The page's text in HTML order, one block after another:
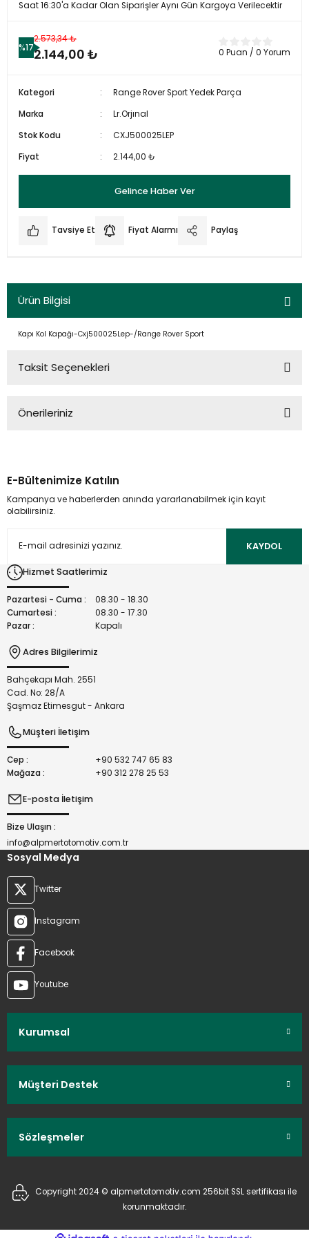
Saat 16:30'a Kadar Olan Siparişler Aynı Gün Kargoya Verilecektir
%17
2.573,34 ₺
2.144,00 ₺ 0 Puan / 0 Yorum
Kategori
Range Rover Sport Yedek Parça
Marka
Lr.Orjınal
Stok Kodu
CXJ500025LEP
Fiyat
2.144,00 ₺
Gelince Haber Ver
Tavsiye Et Fiyat Alarmı Paylaş
Ürün Bilgisi
Kapı Kol Kapağı-Cxj500025Lep-/Range Rover Sport
Taksit Seçenekleri
Önerileriniz
kullanarak tarafımıza iletebilirsiniz.
Görüş ve önerileriniz için teşekkür ederiz.
Ürün açıklamasında eksik bilgiler bulunuyor.
Bu ürüne benzer farklı alternatifler olmalı.
E-Bültenimize Katılın
Kampanya ve haberlerden anında yararlanabilmek için kayıt
olabilirsiniz.
KAYDOL
Hizmet Saatlerimiz
Pazartesi - Cuma :
08.30 - 18.30
Cumartesi :
08.30 - 17.30
Pazar :
Kapalı
Adres Bilgilerimiz
Bahçekapı Mah. 2551
Cad. No: 28/A
Şaşmaz Etimesgut - Ankara
Müşteri İletişim
Cep :
+90 532 747 65 83
Mağaza :
+90 312 278 25 53
E-posta İletişim
Bize Ulaşın :
info@alpmertotomotiv.com.tr
Sosyal Medya
Twitter
Instagram
Facebook
Youtube
Kurumsal
Müşteri Destek
Sözleşmeler
Copyright 2024 © alpmertotomotiv.com 256bit SSL sertifikası ile
korunmaktadır.